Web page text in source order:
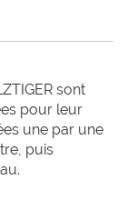
sont
pour leur
une par une
puis